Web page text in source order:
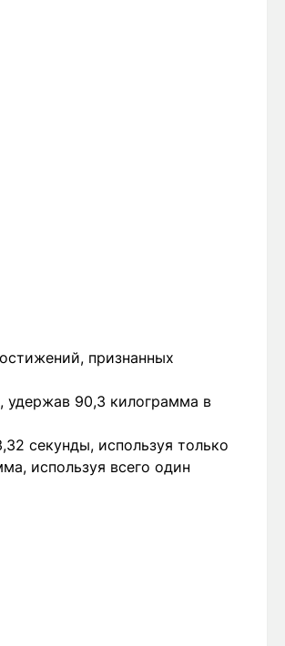
признанных
удержав 90,3 килограмма в
секунды, используя только
используя всего один